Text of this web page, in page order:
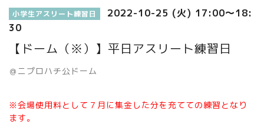
小学生アスリート練習日
2022-10-25 (火) 17:00～18:
30
【ドーム（※）】平日アスリート練習日
＠ニプロハチ公ドーム
※会場使用料として７月に集金した分を充てての練習となり
ます。